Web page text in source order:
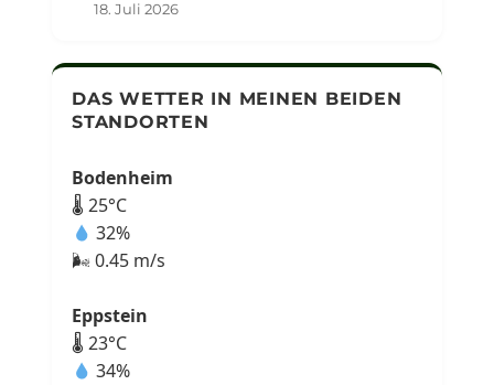
18. Juli 2026
DAS WETTER IN MEINEN BEIDEN
STANDORTEN
Bodenheim
🌡 25°C
32%
🌬 0.45 m/s
Eppstein
🌡 23°C
34%